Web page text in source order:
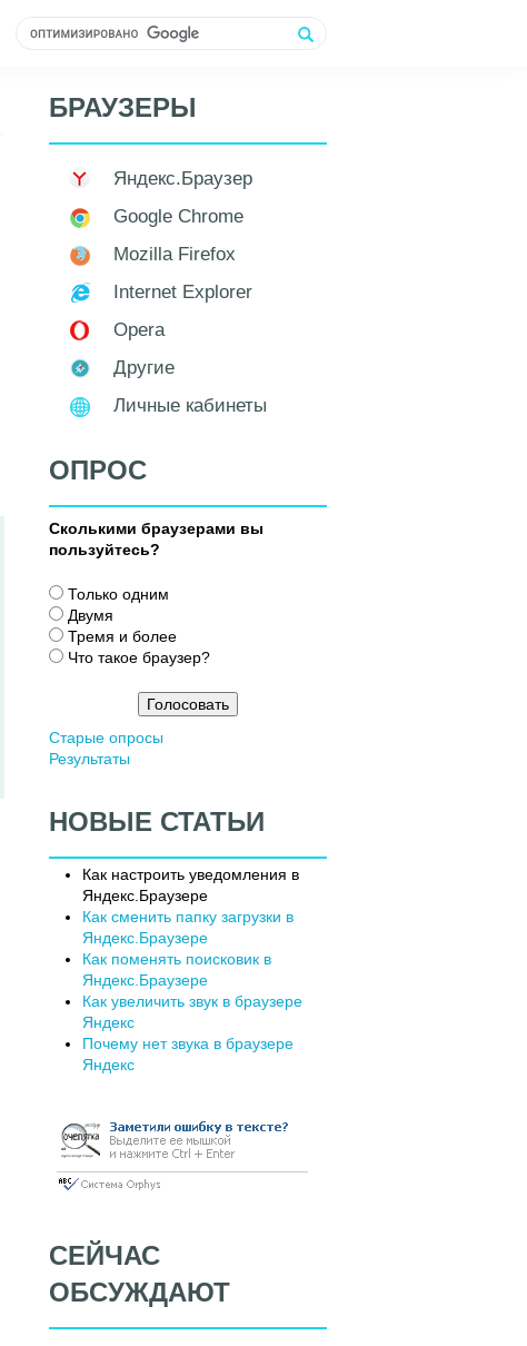
БРАУЗЕРЫ
Яндекс.Браузер
Google Chrome
Mozilla Firefox
Internet Explorer
Opera
Другие
Личные кабинеты
ОПРОС
Сколькими браузерами вы
пользуйтесь?
В
а
р
и
ы
Только одним
Двумя
Тремя и более
Что такое браузер?
Старые опросы
Результаты
НОВЫЕ СТАТЬИ
Как настроить уведомления в
Яндекс.Браузере
Как сменить папку загрузки в
Яндекс.Браузере
Как поменять поисковик в
Яндекс.Браузере
Как увеличить звук в браузере
Яндекс
Почему нет звука в браузере
Яндекс
СЕЙЧАС
ОБСУЖДАЮТ